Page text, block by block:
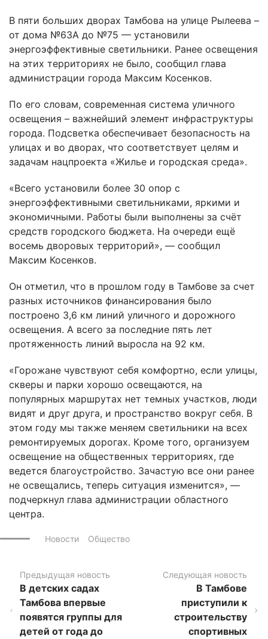
В пяти больших дворах Тамбова на улице Рылеева –
от дома №63А до №75 — установили
энергоэффективные светильники. Ранее освещения
на этих территориях не было, сообщил глава
администрации города Максим Косенков.
По его словам, современная система уличного
освещения – важнейший элемент инфраструктуры
города. Подсветка обеспечивает безопасность на
улицах и во дворах, что соответствует целям и
задачам нацпроекта «Жилье и городская среда».
«Всего установили более 30 опор с
энергоэффективными светильниками, яркими и
экономичными. Работы были выполнены за счёт
средств городского бюджета. На очереди ещё
восемь дворовых территорий», — сообщил
Максим Косенков.
Он отметил, что в прошлом году в Тамбове за счет
разных источников финансирования было
построено 3,6 км линий уличного и дорожного
освещения. А всего за последние пять лет
протяженность линий выросла на 92 км.
«Горожане чувствуют себя комфортно, если улицы,
скверы и парки хорошо освещаются, на
популярных маршрутах нет темных участков, люди
видят и друг друга, и пространство вокруг себя. В
этом году мы также меняем светильники на всех
ремонтируемых дорогах. Кроме того, организуем
освещение на общественных территориях, где
ведется благоустройство. Зачастую все они ранее
не освещались, теперь ситуация изменится», —
подчеркнул глава администрации областного
центра.
Новости Общество
Предыдущая новость
В детских садах
Тамбова впервые
появятся группы для
детей от года до
Следующая новость
В Тамбове
приступили к
строительству
спортивных